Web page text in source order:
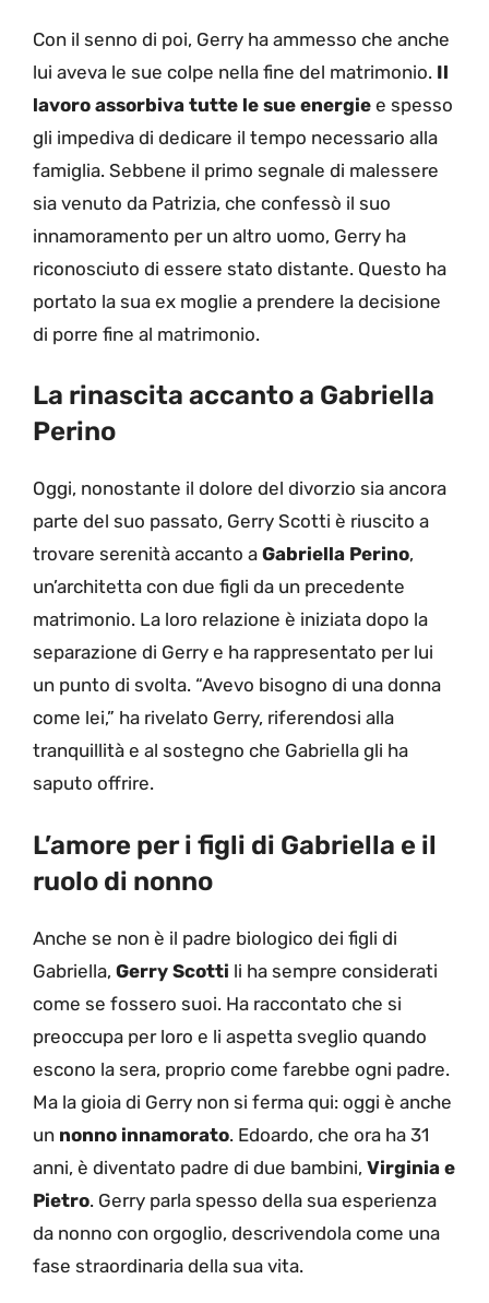
Con il senno di poi, Gerry ha ammesso che anche
lui aveva le sue colpe nella fine del matrimonio. Il
lavoro assorbiva tutte le sue energie e spesso
gli impediva di dedicare il tempo necessario alla
famiglia. Sebbene il primo segnale di malessere
sia venuto da Patrizia, che confessò il suo
innamoramento per un altro uomo, Gerry ha
riconosciuto di essere stato distante. Questo ha
portato la sua ex moglie a prendere la decisione
di porre fine al matrimonio.
La rinascita accanto a Gabriella
Perino
Oggi, nonostante il dolore del divorzio sia ancora
parte del suo passato, Gerry Scotti è riuscito a
trovare serenità accanto a Gabriella Perino,
un’architetta con due figli da un precedente
matrimonio. La loro relazione è iniziata dopo la
separazione di Gerry e ha rappresentato per lui
un punto di svolta. “Avevo bisogno di una donna
come lei,” ha rivelato Gerry, riferendosi alla
tranquillità e al sostegno che Gabriella gli ha
saputo offrire.
L’amore per i figli di Gabriella e il
ruolo di nonno
Anche se non è il padre biologico dei figli di
Gabriella, Gerry Scotti li ha sempre considerati
come se fossero suoi. Ha raccontato che si
preoccupa per loro e li aspetta sveglio quando
escono la sera, proprio come farebbe ogni padre.
Ma la gioia di Gerry non si ferma qui: oggi è anche
un nonno innamorato. Edoardo, che ora ha 31
anni, è diventato padre di due bambini, Virginia e
Pietro. Gerry parla spesso della sua esperienza
da nonno con orgoglio, descrivendola come una
fase straordinaria della sua vita.